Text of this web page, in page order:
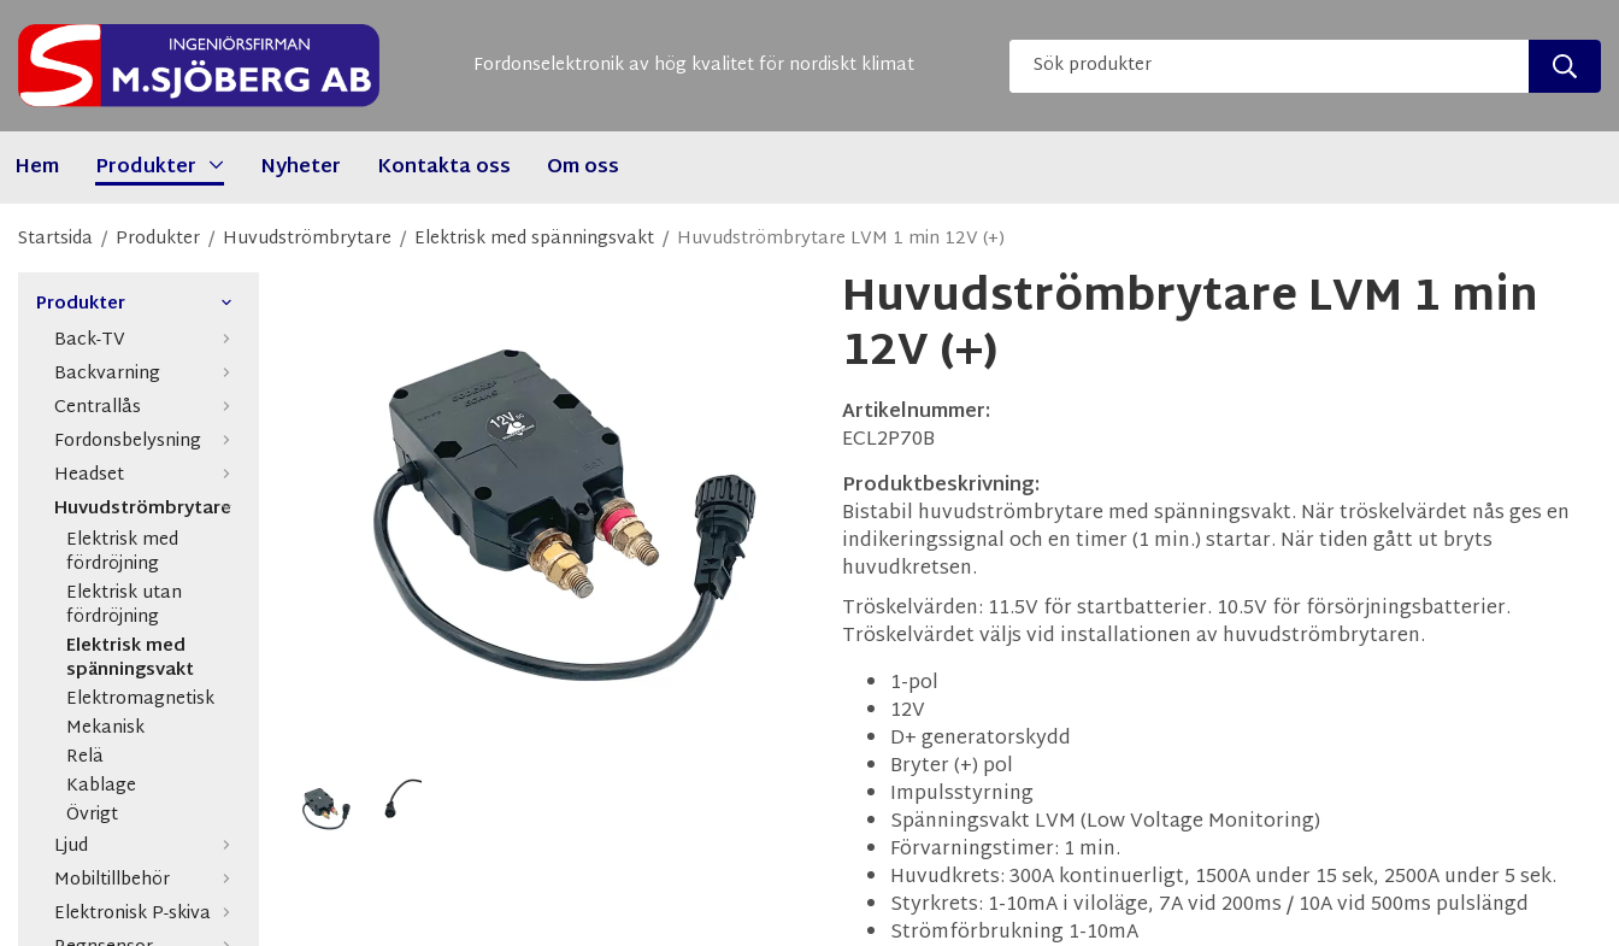
Fordonselektronik av hög kvalitet för nordiskt klimat
Hem Produkter Nyheter Kontakta oss Om oss
Startsida / Produkter / Huvudströmbrytare / Elektrisk med spänningsvakt / Huvudströmbrytare LVM 1 min 12V (+)
Produkter
Back-TV
Backvarning
Centrallås
Fordonsbelysning
Headset
Huvudströmbrytare
Elektrisk med
fördröjning
Elektrisk utan
fördröjning
Elektrisk med
spänningsvakt
Elektromagnetisk
Mekanisk
Relä
Kablage
Övrigt
Ljud
Mobiltillbehör
Elektronisk P-skiva
Huvudströmbrytare LVM 1 min
12V (+)
Artikelnummer:
ECL2P70B
Produktbeskrivning:
Bistabil huvudströmbrytare med spänningsvakt. När tröskelvärdet nås ges en
indikeringssignal och en timer (1 min.) startar. När tiden gått ut bryts
huvudkretsen.
Tröskelvärden: 11.5V för startbatterier. 10.5V för försörjningsbatterier.
Tröskelvärdet väljs vid installationen av huvudströmbrytaren.
1-pol
12V
D+ generatorskydd
Bryter (+) pol
Impulsstyrning
Spänningsvakt LVM (Low Voltage Monitoring)
Förvarningstimer: 1 min.
Huvudkrets: 300A kontinuerligt, 1500A under 15 sek, 2500A under 5 sek.
Styrkrets: 1-10mA i viloläge, 7A vid 200ms / 10A vid 500ms pulslängd
Strömförbrukning 1-10mA